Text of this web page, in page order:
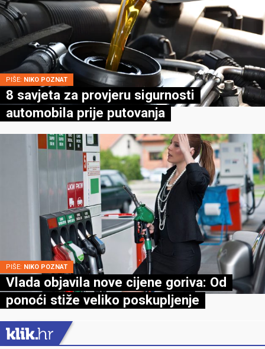
PIŠE: NIKO POZNAT
8 savjeta za provjeru sigurnosti
automobila prije putovanja
PIŠE: NIKO POZNAT
Vlada objavila nove cijene goriva: Od
ponoći stiže veliko poskupljenje